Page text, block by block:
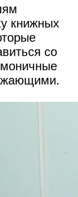
книжных
со